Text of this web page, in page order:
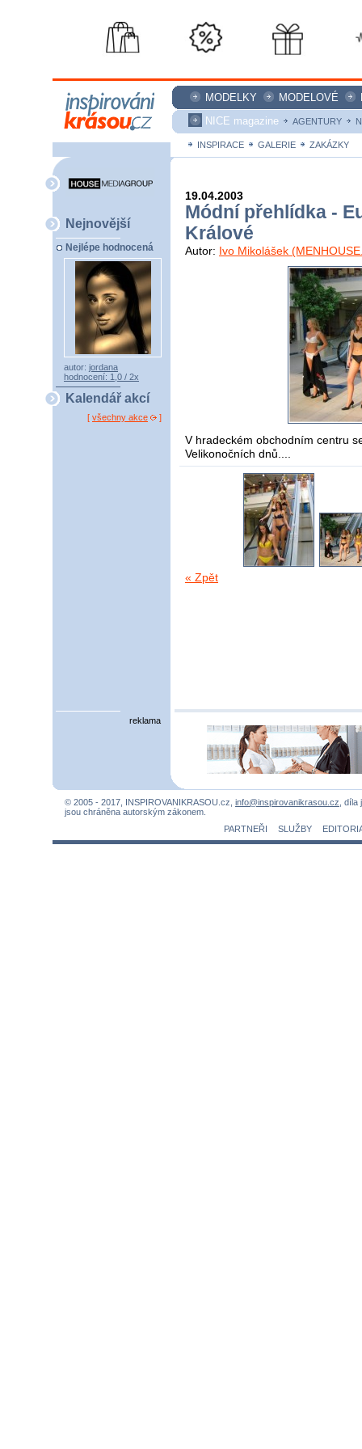
MODELKY MODELOVÉ
NICE magazine
AGENTURY
INSPIRACE GALERIE ZAKÁZKY
Nejnovější
Nejlépe hodnocená
autor: jordana
hodnocení: 1,0 / 2x
Kalendář akcí
[ všechny akce ]
19.04.2003
Módní přehlídka -
Králové
Autor: Ivo Mikolášek
V hradeckém obchodním centru
Velikonočních dnů....
« Zpět
reklama
© 2005 - 2017, INSPIROVANIKRASOU.cz, info@inspirovanikrasou.cz ,
jsou chráněna autorským zákonem.
PARTNEŘI
SLUŽBY